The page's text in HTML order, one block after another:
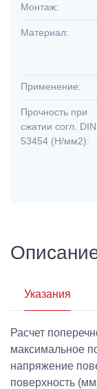
Монтаж:
Материал:
Применение:
Прочность при
сжатии согл. DIN
53454 (Н/мм2):
Указания
Расчет
максимальное
напряжение
поверхность